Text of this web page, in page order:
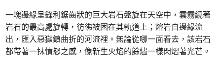
一塊邊緣呈鋒利鋸齒狀的巨大岩石盤旋在天空中，雲霧繞著
岩石的最高處旋轉，彷彿被困在其軌道上；熔岩自邊緣流
出，匯入惡獄鎮曲折的河流裡。無論從哪一面看去，該岩石
都帶著一抹憤怒之感，像新生火焰的餘燼一樣閃熠著光芒。